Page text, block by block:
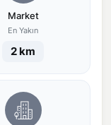
Market
En Yakın
2 km